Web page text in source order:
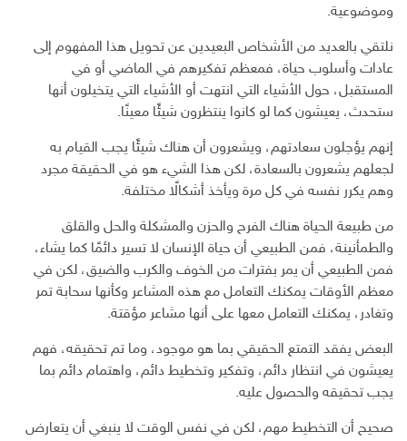
وموضوعية.
نلتقي بالعديد من الأشخاص البعيدين عن تحويل هذا المفهوم إلى
عادات وأسلوب حياة، فمعظم تفكيرهم في الماضي أو في
المستقبل، حول الأشياء التي انتهت أو الأشياء التي يتخيلون أنها
ستحدث، يعيشون كما لو كانوا ينتظرون شيئًا معينًا.
إنهم يؤجلون سعادتهم، ويشعرون أن هناك شيئًا يجب القيام به
لجعلهم يشعرون بالسعادة، لكن هذا الشيء هو في الحقيقة مجرد
وهم يكرر نفسه في كل مرة ويأخذ أشكالًا مختلفة.
من طبيعة الحياة هناك الفرح والحزن والمشكلة والحل والقلق
والطمأنينة، فمن الطبيعي أن حياة الإنسان لا تسير دائمًا كما يشاء،
فمن الطبيعي أن يمر بفترات من الخوف والكرب والضيق، لكن في
معظم الأوقات يمكنك التعامل مع هذه المشاعر وكأنها سحابة تمر
وتغادر، يمكنك التعامل معها على أنها مشاعر مؤقتة.
البعض يفقد التمتع الحقيقي بما هو موجود، وما تم تحقيقه، فهم
يعيشون في انتظار دائم، وتفكير وتخطيط دائم، واهتمام دائم بما
يجب تحقيقه والحصول عليه.
صحيح أن التخطيط مهم، لكن في نفس الوقت لا ينبغي أن يتعارض